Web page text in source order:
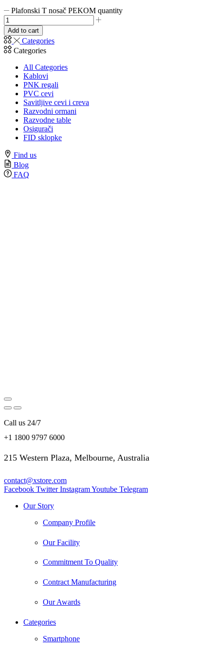
Plafonski T nosač PEKOM quantity
Add to cart
Categories
Categories
All Categories
Kablovi
PNK regali
PVC cevi
Savitljive cevi i creva
Razvodni ormani
Razvodne table
Osigurači
FID sklopke
Find us
Blog
FAQ
Call us 24/7
+1 1800 9797 6000
215 Western Plaza, Melbourne, Australia
contact@xstore.com
Facebook Twitter InstagramYoutube Telegram
Our Story
Company Profile
Our Facility
Commitment To Quality
Contract Manufacturing
Our Awards
Categories
Smartphone